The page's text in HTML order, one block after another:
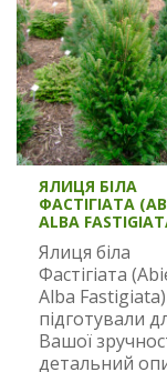
ЯЛИЦЯ БІЛА
ФАСТІГІАТА
ALBA
Ялиця біла
Фастігіата
Alba
підготували
Вашої
детальний